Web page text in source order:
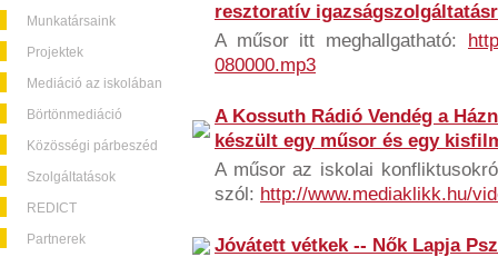
Munkatársaink
Projektek
Mediáció az iskolában
Börtönmediáció
Közösségi párbeszéd
Szolgáltatások
REDICT
Partnerek
resztoratív
A műsor itt meghallgatható:
080000.mp3
A Kossuth Rádió Vendég a
készült egy műsor és egy
A műsor az iskolai
szól: http://www.mediaklikk.hu/
Jóvátett vétkek -- Nők Lapja